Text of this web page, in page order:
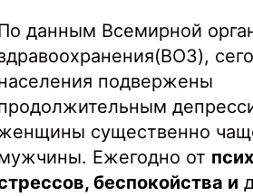
данным Всемирной
подвержены
существенно
Ежегодно от
беспокойства и